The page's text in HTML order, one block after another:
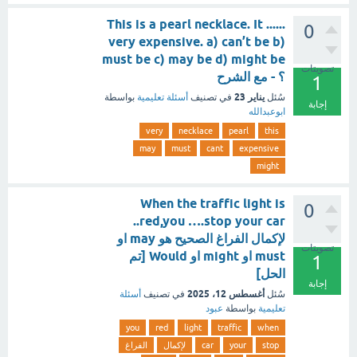
0
تصويتات
1
إجابة
This is a pearl necklace. It ......
very expensive. a) can’t be b)
must be c) may be d) might be
؟ - مع الشرح
سُئل يناير 23 في تصنيف أسئلة تعليمية بواسطة
ابوعبدالله
this
pearl
necklace
very
expensive
cant
must
may
might
0
تصويتات
1
إجابة
When the traffic light is
red,you ….stop your car..
لإكمال الفراغ الصحيح هو may او
must او might او Would [تم
الحل]
سُئل أغسطس 12، 2025 في تصنيف أسئلة
تعليمية بواسطة عبود
when
traffic
light
red
you
stop
your
car لإكمال الفراغ